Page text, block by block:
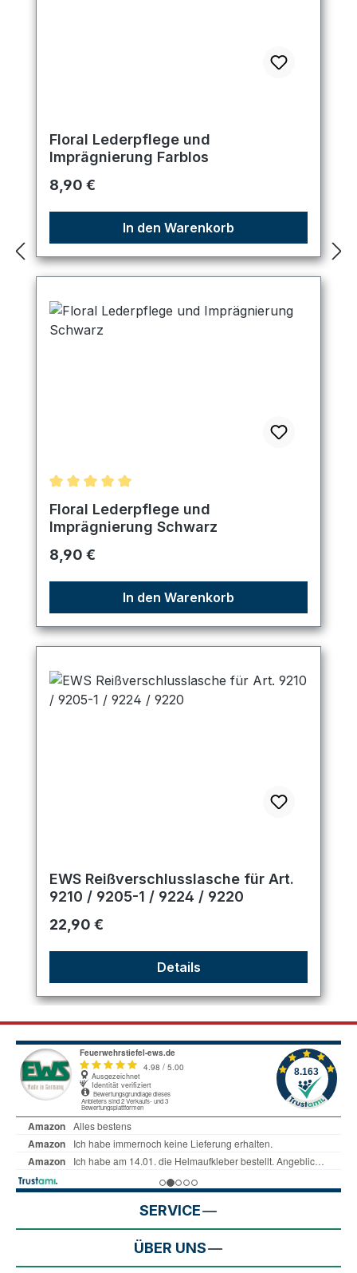
Floral Lederpflege und
Imprägnierung Farblos
Regulärer Preis:
8,90 €
In den Warenkorb
Durchschnittliche Bewertung von 5 von 5 Sternen
Floral Lederpflege und
Imprägnierung Schwarz
Regulärer Preis:
8,90 €
In den Warenkorb
EWS Reißverschlusslasche für Art.
9210 / 9205-1 / 9224 / 9220
Regulärer Preis:
22,90 €
Details
SERVICE
ÜBER UNS